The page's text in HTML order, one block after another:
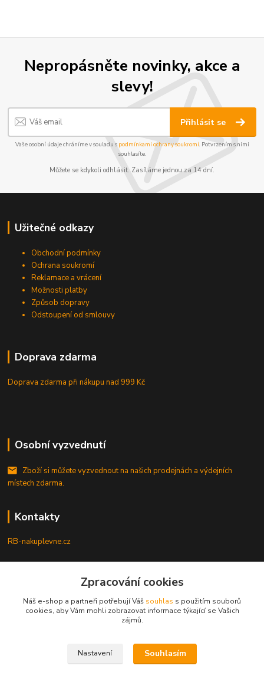
Nepropásněte novinky, akce a
slevy!
Přihlásit se
Vaše osobní údaje chráníme v souladu s podmínkami ochrany soukromí. Potvrzením s nimi
souhlasíte.
Můžete se kdykoli odhlásit. Zasíláme jednou za 14 dní.
Užitečné odkazy
Obchodní podmínky
Ochrana soukromí
Reklamace a vrácení
Možnosti platby
Způsob dopravy
Odstoupení od smlouvy
Doprava zdarma
Doprava zdarma při nákupunad 999 Kč
Osobní vyzvednutí
Zboží si můžete vyzvednout na našich prodejnách a výdejních
místech zdarma.
Kontakty
RB-nakuplevne.cz
+420 222722421
info@rb-nakuplevne.cz
Zpracování cookies
Náš e-shop a partneři potřebují Váš souhlas s použitím souborů
cookies, aby Vám mohli zobrazovat informace týkající se Vašich
zájmů.
Nastavení Souhlasím